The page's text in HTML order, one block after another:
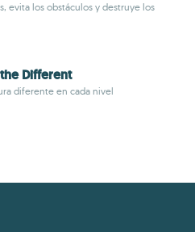
evita los obstáculos y destruye los
Different
diferente en cada nivel